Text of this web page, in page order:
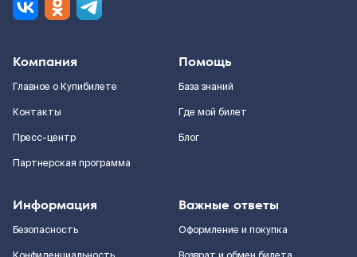
Компания
Главное о Купибилете
Контакты
Пресс-центр
Партнерская программа
Помощь
База знаний
Где мой билет
Блог
Информация
Безопасность
Важные ответы
Оформление и покупка